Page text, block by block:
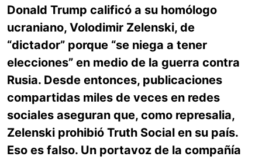
Donald Trump calificó a su homólogo
ucraniano, Volodimir Zelenski, de
“dictador” porque “se niega a tener
elecciones” en medio de la guerra contra
Rusia. Desde entonces, publicaciones
compartidas miles de veces en redes
sociales aseguran que, como represalia,
Zelenski prohibió Truth Social en su país.
Eso es falso. Un portavoz de la compañía